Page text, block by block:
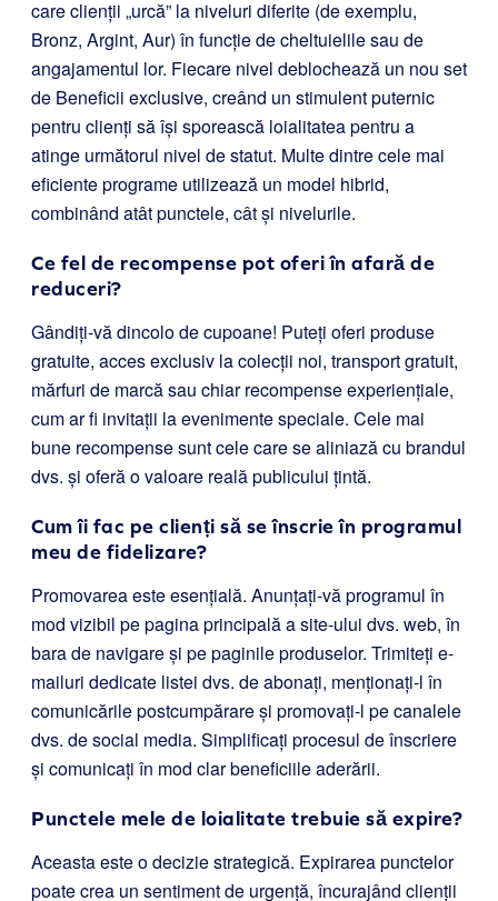
care clienții „urcă” la niveluri diferite (de exemplu,
Bronz, Argint, Aur) în funcție de cheltuielile sau de
angajamentul lor. Fiecare nivel deblochează un nou set
de Beneficii exclusive, creând un stimulent puternic
pentru clienți să își sporească loialitatea pentru a
atinge următorul nivel de statut. Multe dintre cele mai
eficiente programe utilizează un model hibrid,
combinând atât punctele, cât și nivelurile.
Ce fel de recompense pot oferi în afară de
reduceri?
Gândiți-vă dincolo de cupoane! Puteți oferi produse
gratuite, acces exclusiv la colecții noi, transport gratuit,
mărfuri de marcă sau chiar recompense experiențiale,
cum ar fi invitații la evenimente speciale. Cele mai
bune recompense sunt cele care se aliniază cu brandul
dvs. și oferă o valoare reală publicului țintă.
Cum îi fac pe clienți să se înscrie în programul
meu de fidelizare?
Promovarea este esențială. Anunțați-vă programul în
mod vizibil pe pagina principală a site-ului dvs. web, în
bara de navigare și pe paginile produselor. Trimiteți e-
mailuri dedicate listei dvs. de abonați, menționați-l în
comunicările postcumpărare și promovați-l pe canalele
dvs. de social media. Simplificați procesul de înscriere
și comunicați în mod clar beneficiile aderării.
Punctele mele de loialitate trebuie să expire?
Aceasta este o decizie strategică. Expirarea punctelor
poate crea un sentiment de urgență, încurajând clienții